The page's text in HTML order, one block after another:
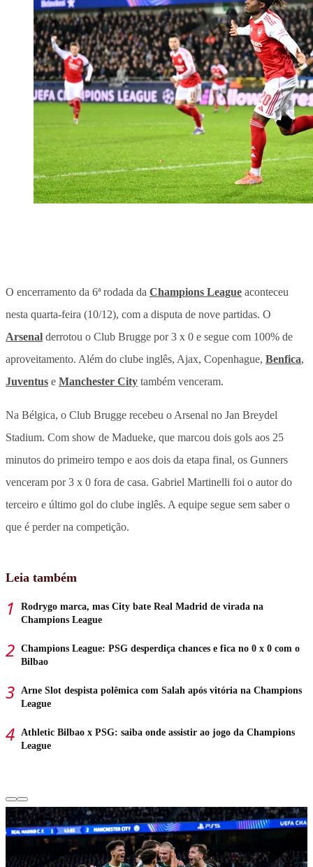
O encerramento da 6ª rodada da Champions League aconteceu
nesta quarta-feira (10/12), com a disputa de nove partidas. O
Arsenal derrotou o Club Brugge por 3 x 0 e segue com 100% de
aproveitamento. Além do clube inglês, Ajax, Copenhague, Benfica,
Juventus e Manchester City também venceram.
Na Bélgica, o Club Brugge recebeu o Arsenal no Jan Breydel
Stadium. Com show de Madueke, que marcou dois gols aos 25
minutos do primeiro tempo e aos dois da etapa final, os Gunners
venceram por 3 x 0 fora de casa. Gabriel Martinelli foi o autor do
terceiro e último gol do clube inglês. A equipe segue sem saber o
que é perder na competição.
Leia também
Rodrygo marca, mas City bate Real Madrid de virada na
Champions League
Champions League: PSG desperdiça chances e fica no 0 x 0 com o
Bilbao
Arne Slot despista polêmica com Salah após vitória na Champions
League
Athletic Bilbao x PSG: saiba onde assistir ao jogo da Champions
League